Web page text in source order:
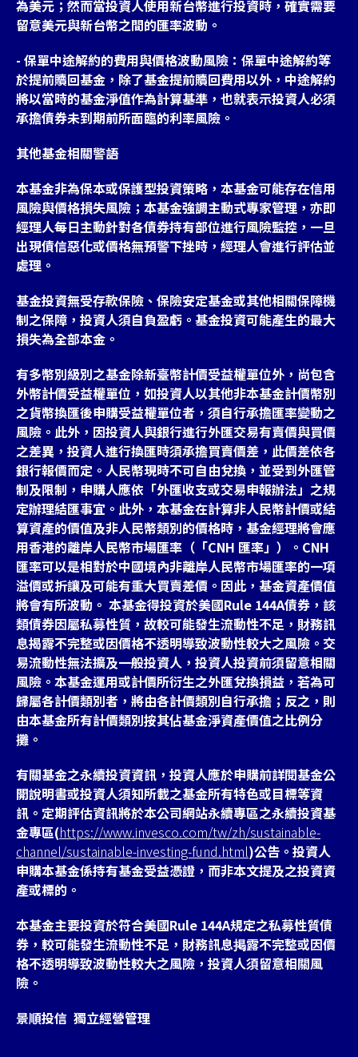
為美元；然而當投資人使用新台幣進行投資時，確實需要
留意美元與新台幣之間的匯率波動。
- 保單中途解約的費用與價格波動風險：保單中途解約等
於提前贖回基金，除了基金提前贖回費用以外，中途解約
將以當時的基金淨值作為計算基準，也就表示投資人必須
承擔債券未到期前所面臨的利率風險。
其他基金相關警語
本基金非為保本或保護型投資策略，本基金可能存在信用
風險與價格損失風險；本基金強調主動式專家管理，亦即
經理人每日主動針對各債券持有部位進行風險監控，一旦
出現債信惡化或價格無預警下挫時，經理人會進行評估並
處理。
基金投資無受存款保險、保險安定基金或其他相關保障機
制之保障，投資人須自負盈虧。基金投資可能產生的最大
損失為全部本金。
有多幣別級別之基金除新臺幣計價受益權單位外，尚包含
外幣計價受益權單位，如投資人以其他非本基金計價幣別
之貨幣換匯後申購受益權單位者，須自行承擔匯率變動之
風險。此外，因投資人與銀行進行外匯交易有賣價與買價
之差異，投資人進行換匯時須承擔買賣價差，此價差依各
銀行報價而定。人民幣現時不可自由兌換，並受到外匯管
制及限制，申購人應依「外匯收支或交易申報辦法」之規
定辦理結匯事宜。此外，本基金在計算非人民幣計價或結
算資產的價值及非人民幣類別的價格時，基金經理將會應
用香港的離岸人民幣市場匯率（「CNH 匯率」）。CNH
匯率可以是相對於中國境內非離岸人民幣市場匯率的一項
溢價或折讓及可能有重大買賣差價。因此，基金資產價值
將會有所波動。 本基金得投資於美國Rule 144A債券，該
類債券因屬私募性質，故較可能發生流動性不足，財務訊
息揭露不完整或因價格不透明導致波動性較大之風險。交
易流動性無法擴及一般投資人，投資人投資前須留意相關
風險。本基金運用或計價所衍生之外匯兌換損益，若為可
歸屬各計價類別者，將由各計價類別自行承擔；反之，則
由本基金所有計價類別按其佔基金淨資產價值之比例分
攤。
有關基金之永續投資資訊，投資人應於申購前詳閱基金公
開說明書或投資人須知所載之基金所有特色或目標等資
訊。定期評估資訊將於本公司網站永續專區之永續投資基
金專區(https://www.invesco.com/tw/zh/sustainable-
channel/sustainable-investing-fund.html)公告。投資人
申購本基金係持有基金受益憑證，而非本文提及之投資資
產或標的。
本基金主要投資於符合美國Rule 144A規定之私募性質債
券，較可能發生流動性不足，財務訊息掲露不完整或因價
格不透明導致波動性較大之風險，投資人須留意相關風
險。
景順投信 獨立經營管理